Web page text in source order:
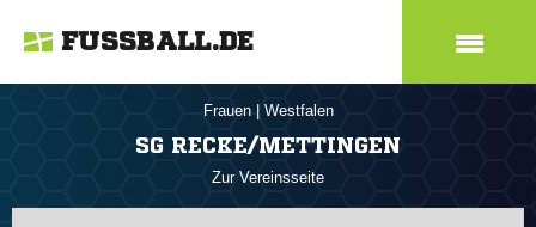
FUSSBALL.DE
Frauen Westfalen
SG RECKE/METTINGEN
Zur Vereinsseite